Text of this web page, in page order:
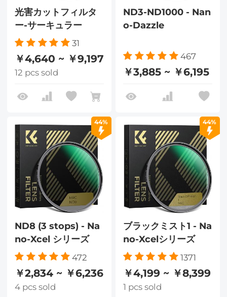
光害カットフィルタ
ー-サーキュラー
31
￥4,640 ~ ￥9,197
12 pcs sold
ND3-ND1000 - Nan
o-Dazzle
467
￥3,885 ~ ￥6,195
44%
ND8 (3 stops) - Na
no-Xcel シリーズ
472
￥2,834 ~ ￥6,236
4 pcs sold
44%
ブラックミスト1 - Na
no-Xcelシリーズ
1371
￥4,199 ~ ￥8,399
1 pcs sold